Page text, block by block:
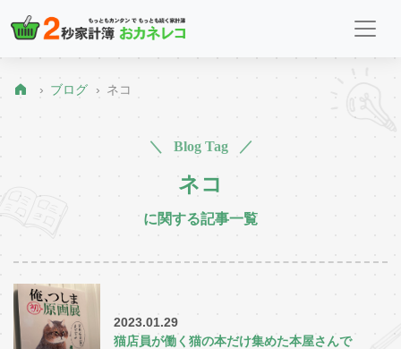
ブログ ネコ
＼ Blog Tag ／
ネコ
に関する記事一覧
2023.01.29
猫店員が働く猫の本だけ集めた本屋さんで